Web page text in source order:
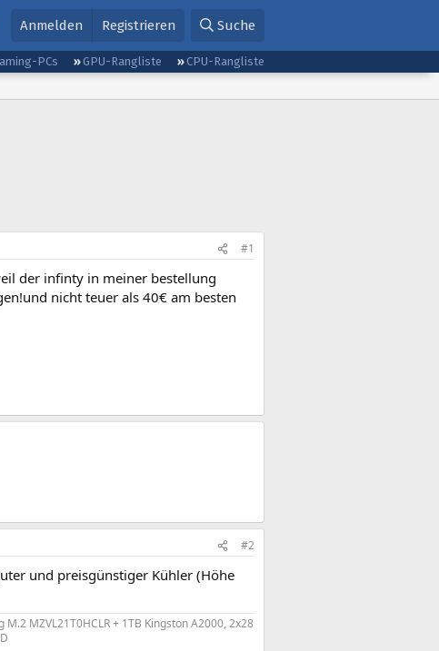
Anmelden Registrieren Suche
PCs GPU-Rangliste
CPU-Rangliste
#1
der infinty in meiner bestellung
nicht teuer als 40€ am besten
#2
und preisgünstiger Kühler (Höhe
M.2 MZVL21T0HCLR + 1TB Kingston A2000, 2x28